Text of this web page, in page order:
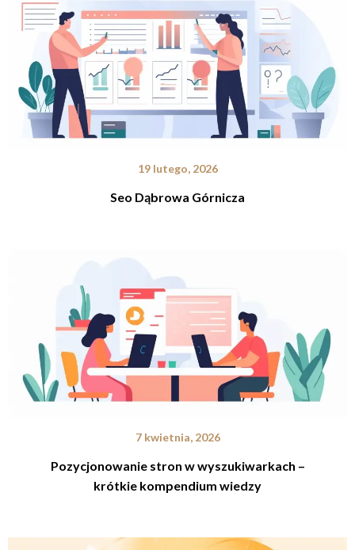
19 lutego, 2026
Seo Dąbrowa Górnicza
7 kwietnia, 2026
Pozycjonowanie stron w wyszukiwarkach –
krótkie kompendium wiedzy